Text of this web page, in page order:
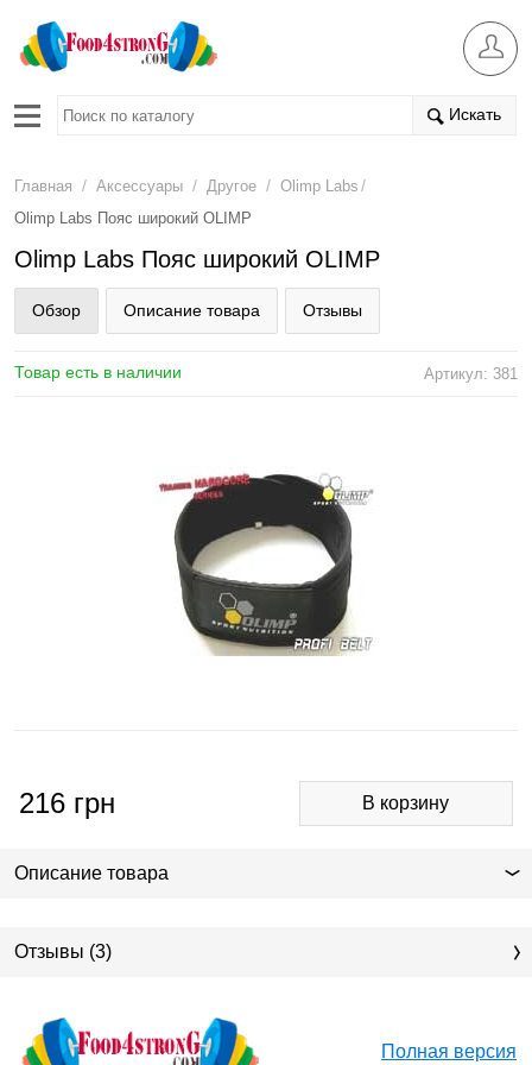
Искать
Главная / Аксессуары / Другое / Olimp Labs /
Olimp Labs Пояс широкий OLIMP
Olimp Labs Пояс широкий OLIMP
Обзор Описание товара Отзывы
Товар есть в наличии Артикул: 381
216 грн
Описание товара
Отзывы (3)
Полная версия